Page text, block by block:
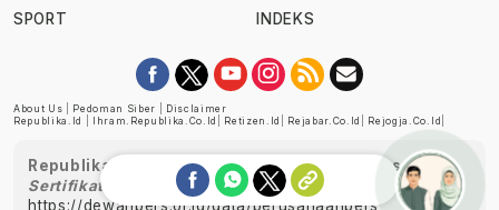
SPORT
INDEKS
About Us Pedoman Siber
Disclaimer
Republika.id
Ihram.republika.co.id Retizen.id Rejabar.co.id Rejogja.co.id
Republika telah diverifikasi oleh Dewan Pers
Sertifikat Nomor 1058/DP-Verifikasi/K/XII/2022
https://dewanpers.or.id/data/perusahaanpers